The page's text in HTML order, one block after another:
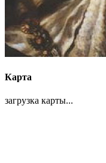
Карта
загрузка карты...